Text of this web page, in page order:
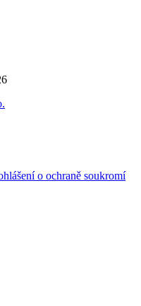
o ochraně soukromí